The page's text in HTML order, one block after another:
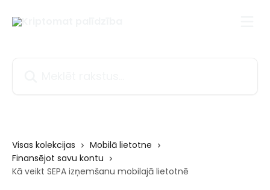
Visas kolekcijas
Mobilā lietotne
Finansējot savu kontu
Kā veikt SEPA izņemšanu mobilajā lietotnē